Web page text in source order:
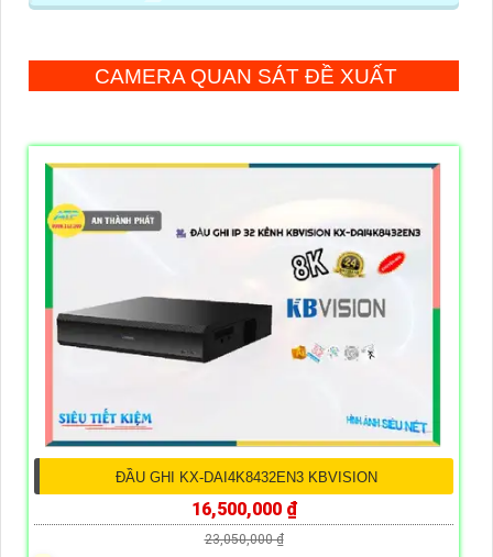
CAMERA QUAN SÁT ĐỀ XUẤT
ĐẦU GHI KX-DAI4K8432EN3 KBVISION
16,500,000 ₫
23,050,000 ₫